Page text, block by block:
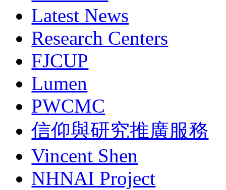
Latest News
Research Centers
FJCUP
Lumen
PWCMC
信仰與研究推廣服務
Vincent Shen
NHNAI Project